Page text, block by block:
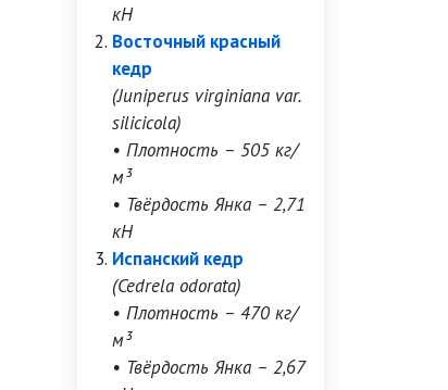
кН
Восточный красный
кедр
(Juniperus virginiana var.
silicicola)
• Плотность – 505 кг/
м³
• Твёрдость Янка – 2,71
кН
Испанский кедр
(Cedrela odorata)
• Плотность – 470 кг/
м³
• Твёрдость Янка – 2,67